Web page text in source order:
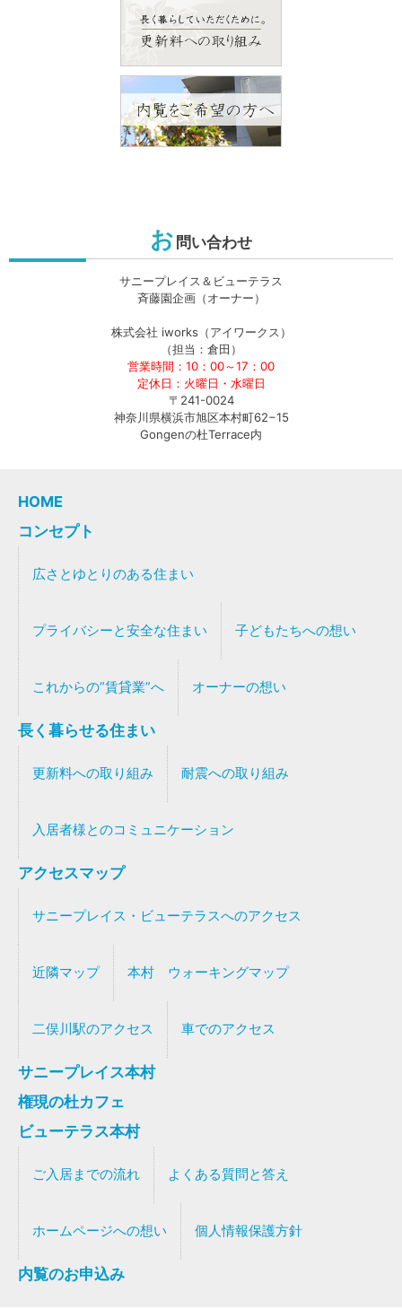
お 問い合わせ
サニープレイス＆ビューテラス
斉藤園企画（オーナー）
株式会社 iworks（アイワークス）
（担当：倉田）
営業時間：10：00～17：00
定休日：火曜日・水曜日
〒241-0024
神奈川県横浜市旭区本村町62−15
Gongenの杜Terrace内
HOME
コンセプト
広さとゆとりのある住まい
プライバシーと安全な住まい 子どもたちへの想い
これからの”賃貸業”へ オーナーの想い
長く暮らせる住まい
更新料への取り組み 耐震への取り組み
入居者様とのコミュニケーション
アクセスマップ
サニープレイス・ビューテラスへのアクセス
近隣マップ 本村 ウォーキングマップ
二俣川駅のアクセス 車でのアクセス
サニープレイス本村
権現の杜カフェ
ビューテラス本村
ご入居までの流れ よくある質問と答え
ホームページへの想い 個人情報保護方針
内覧のお申込み